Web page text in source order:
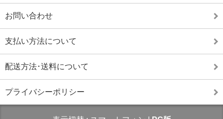
お問い合わせ
支払い方法について
配送方法･送料について
プライバシーポリシー